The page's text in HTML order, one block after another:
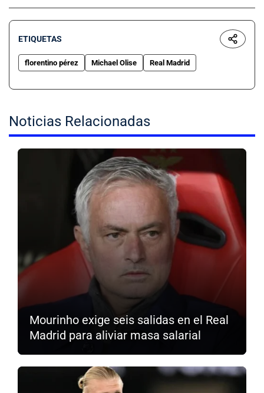
ETIQUETAS
florentino pérez Michael Olise Real Madrid
Noticias Relacionadas
Mourinho exige seis salidas en el Real
Madrid para aliviar masa salarial